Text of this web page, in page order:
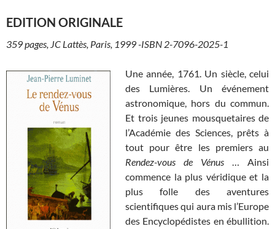
EDITION ORIGINALE
359 pages, JC Lattès, Paris, 1999 -ISBN 2-7096-2025-1
Une année, 1761. Un siècle, celui
des Lumières. Un événement
astronomique, hors du commun.
Et trois jeunes mousquetaires de
l’Académie des Sciences, prêts à
tout pour être les premiers au
Rendez-vous de Vénus … Ainsi
commence la plus véridique et la
plus folle des aventures
scientifiques qui aura mis l’Europe
des Encyclopédistes en ébullition.